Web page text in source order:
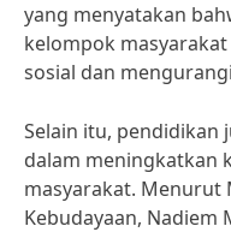
yang menyatakan
kelompok
sosial dan
Selain itu, pendidikan
dalam meningkatkan
masyarakat. Menurut
Kebudayaan, Nadiem